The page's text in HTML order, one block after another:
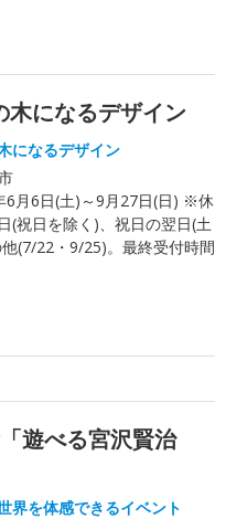
になるデザイン
になるデザイン
6月6日(土)～9月27日(日) ※休
(祝日を除く)、祝日の翌日(土
(7/22・9/25)。最終受付時間
遊べる宮沢賢治
界を体感できるイベント